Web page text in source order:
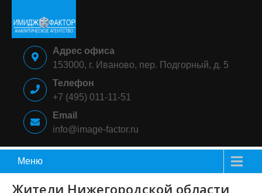
content
ИМИДЖ-
ФАКТОР
Аналитическое
агентство
Адрес офиса
153000, г. Иваново, пер. Подгорный, д. 5
Телефон
+7 (495) 011-11-51
Email
info@image-factor.ru
Меню
Жители Нижегородской области